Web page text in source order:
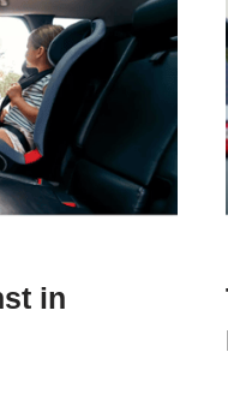
in